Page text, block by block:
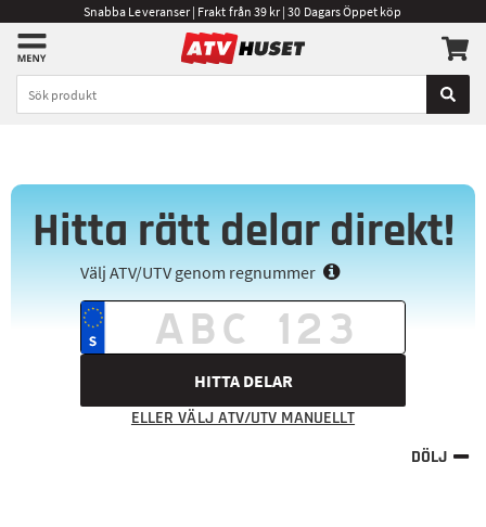
Snabba Leveranser | Frakt från 39 kr | 30 Dagars Öppet köp
Hitta rätt delar direkt!
Välj ATV/UTV genom regnummer
HITTA DELAR
ELLER VÄLJ ATV/UTV MANUELLT
DÖLJ